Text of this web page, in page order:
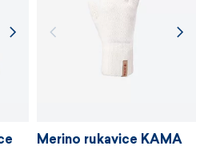
využívání zdrojů
procesů.
Merino rukavice KAMA